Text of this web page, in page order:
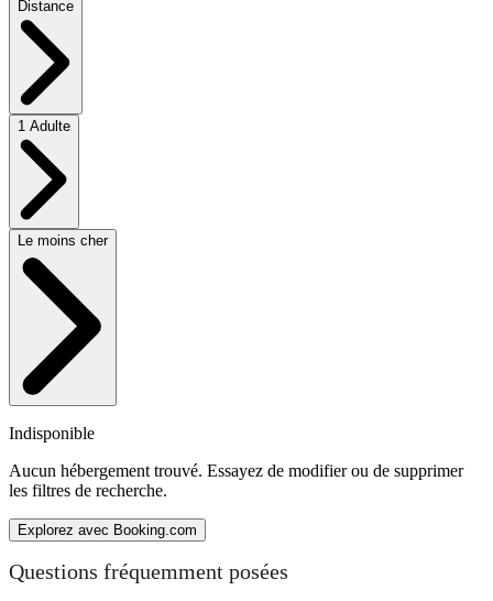
Distance
1 Adulte
Le moins cher
Indisponible
Aucun hébergement trouvé. Essayez de modifier ou de supprimer
les filtres de recherche.
Explorez avec Booking.com
Questions fréquemment posées